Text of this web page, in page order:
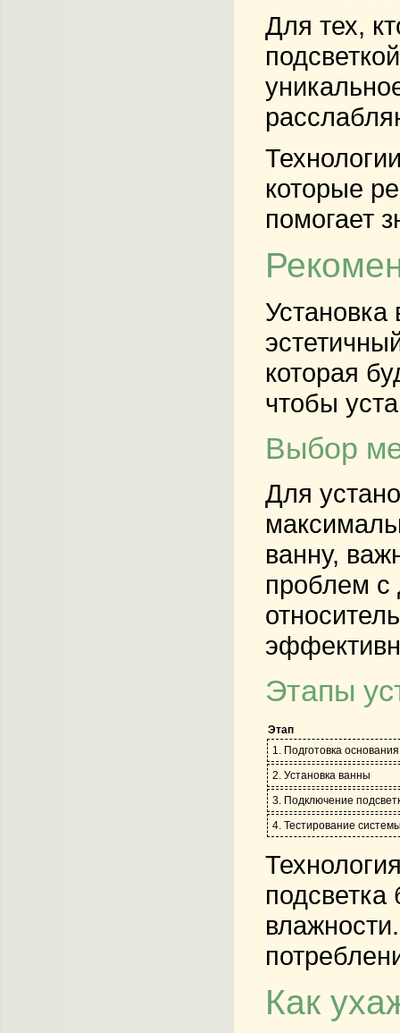
Для тех,
которые
помогает
Установка
которая
чтобы
Выбор
Для
ванну,
проблем с
Этапы
Этап
1. Подготовка основания
2. Установка ванны
3. Подключение
4. Тестирование
Как